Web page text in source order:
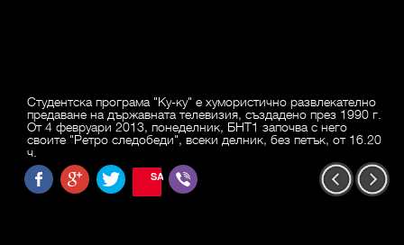
Студентска програма "Ку-ку" е хумористично развлекателно
предаване на държавната телевизия, създадено през 1990 г.
От 4 февруари 2013, понеделник, БНТ1 започва с него
своите "Ретро следобеди", всеки делник, без петък, от 16.20
ч.
SAVE